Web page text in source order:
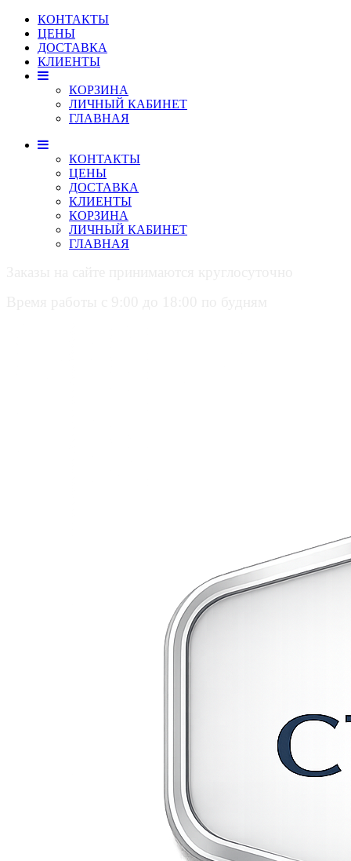
КОНТАКТЫ
ЦЕНЫ
ДОСТАВКА
КЛИЕНТЫ
КОРЗИНА
ЛИЧНЫЙ КАБИНЕТ
ГЛАВНАЯ
КОНТАКТЫ
ЦЕНЫ
ДОСТАВКА
КЛИЕНТЫ
КОРЗИНА
ЛИЧНЫЙ КАБИНЕТ
ГЛАВНАЯ